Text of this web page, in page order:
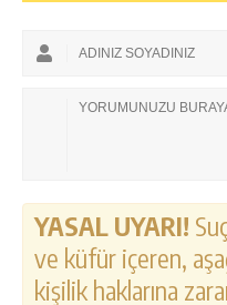
YASAL UYARI!
ve küfür içeren,
kişilik haklarına